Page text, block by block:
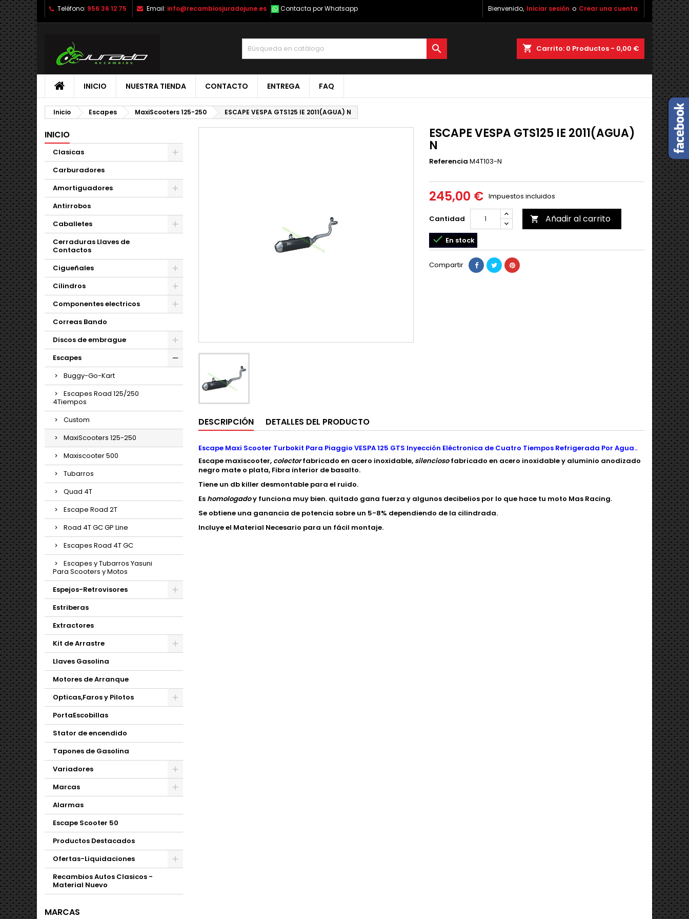
Teléfono: 956 36 12 75 Email: info@recambiosjuradojune.es Bienvenido, Iniciar sesión o Crear una cuenta
Contacta por Whatsapp
shopping_cart Carrito: 0 Productos - 0,00 €

INICIO NUESTRA TIENDA CONTACTO ENTREGA FAQ
Inicio Escapes MaxiScooters 125-250 ESCAPE VESPA GTS125 IE 2011(AGUA) N
INICIO
Clasicas
Carburadores
Amortiguadores
Antirrobos
Caballetes
Cerraduras Llaves de
Contactos
Cigueñales
Cilindros
Componentes electricos
Correas Bando
Discos de embrague
Escapes
Buggy-Go-Kart
Escapes Road 125/250
4Tiempos
Custom
MaxiScooters 125-250
Maxiscooter 500
Tubarros
Quad 4T
Escape Road 2T
Road 4T GC GP Line
Escapes Road 4T GC
Escapes y Tubarros Yasuni
Para Scooters y Motos
Espejos-Retrovisores
Estriberas
Extractores
Kit de Arrastre
Llaves Gasolina
Motores de Arranque
Opticas,Faros y Pilotos
PortaEscobillas
Stator de encendido
Tapones de Gasolina
Variadores
Marcas
Alarmas
Escape Scooter 50
Productos Destacados
Ofertas-Liquidaciones
Recambios Autos Clasicos -
Material Nuevo
MARCAS
ESCAPE VESPA GTS125 IE 2011(AGUA)
N
Referencia M4T103-N
245,00 € Impuestos incluidos
Cantidad  Añadir al carrito
 En stock
Compartir
DESCRIPCIÓN DETALLES DEL PRODUCTO
Escape Maxi Scooter Turbokit Para Piaggio VESPA 125 GTS Inyección Eléctronica de Cuatro Tiempos Refrigerada Por Agua..
Escape maxiscooter, colectorfabricado en acero inoxidable, silenciosofabricado en acero inoxidable y aluminio anodizado
negro mate o plata, Fibra interior de basalto.
Tiene un db killer desmontable para el ruido.
Es homologadoy funciona muy bien. quitado gana fuerza y algunos decibelios por lo que hace tu moto Mas Racing.
Se obtiene una ganancia de potencia sobre un 5-8% dependiendo de la cilindrada.
Incluye el Material Necesario para un fácil montaje.